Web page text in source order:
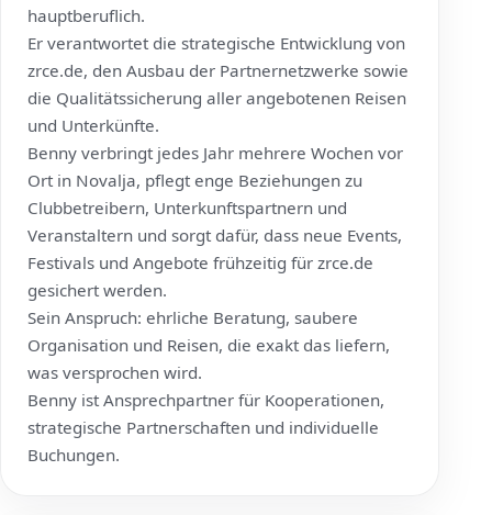
hauptberuflich.
Er verantwortet die strategische Entwicklung von
zrce.de, den Ausbau der Partnernetzwerke sowie
die Qualitätssicherung aller angebotenen Reisen
und Unterkünfte.
Benny verbringt jedes Jahr mehrere Wochen vor
Ort in Novalja, pflegt enge Beziehungen zu
Clubbetreibern, Unterkunftspartnern und
Veranstaltern und sorgt dafür, dass neue Events,
Festivals und Angebote frühzeitig für zrce.de
gesichert werden.
Sein Anspruch: ehrliche Beratung, saubere
Organisation und Reisen, die exakt das liefern,
was versprochen wird.
Benny ist Ansprechpartner für Kooperationen,
strategische Partnerschaften und individuelle
Buchungen.